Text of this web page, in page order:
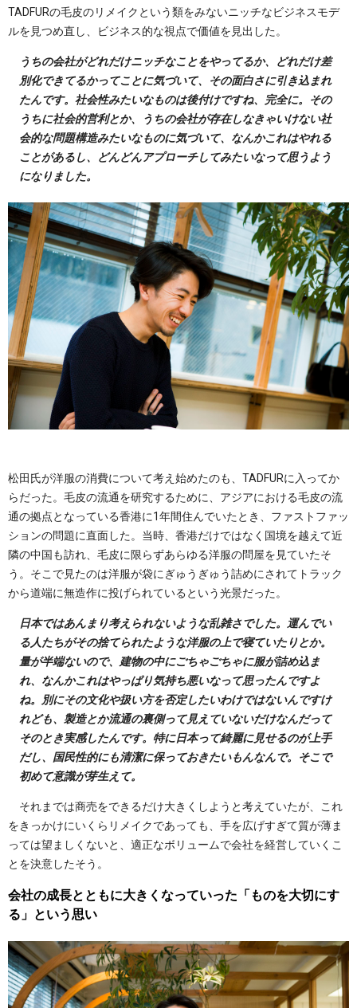
TADFURの毛皮のリメイクという類をみないニッチなビジネスモデ
ルを見つめ直し、ビジネス的な視点で価値を見出した。
うちの会社がどれだけニッチなことをやってるか、どれだけ差
別化できてるかってことに気づいて、その面白さに引き込まれ
たんです。社会性みたいなものは後付けですね、完全に。その
うちに社会的営利とか、うちの会社が存在しなきゃいけない社
会的な問題構造みたいなものに気づいて、なんかこれはやれる
ことがあるし、どんどんアプローチしてみたいなって思うよう
になりました。
松田氏が洋服の消費について考え始めたのも、TADFURに入ってか
らだった。毛皮の流通を研究するために、アジアにおける毛皮の流
通の拠点となっている香港に1年間住んでいたとき、ファストファッ
ションの問題に直面した。当時、香港だけではなく国境を越えて近
隣の中国も訪れ、毛皮に限らずあらゆる洋服の問屋を見ていたそ
う。そこで見たのは洋服が袋にぎゅうぎゅう詰めにされてトラック
から道端に無造作に投げられているという光景だった。
日本ではあんまり考えられないような乱雑さでした。運んでい
る人たちがその捨てられたような洋服の上で寝ていたりとか。
量が半端ないので、建物の中にごちゃごちゃに服が詰め込ま
れ、なんかこれはやっぱり気持ち悪いなって思ったんですよ
ね。別にその文化や扱い方を否定したいわけではないんですけ
れども、製造とか流通の裏側って見えていないだけなんだって
そのとき実感したんです。特に日本って綺麗に見せるのが上手
だし、国民性的にも清潔に保っておきたいもんなんで。そこで
初めて意識が芽生えて。
それまでは商売をできるだけ大きくしようと考えていたが、これ
をきっかけにいくらリメイクであっても、手を広げすぎて質が薄ま
っては望ましくないと、適正なボリュームで会社を経営していくこ
とを決意したそう。
会社の成長とともに大きくなっていった「ものを大切にす
る」という思い